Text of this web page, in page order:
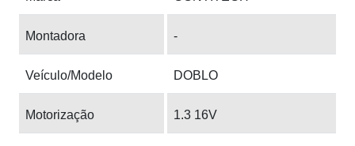
Montadora -
Veículo/Modelo DOBLO
Motorização 1.3 16V